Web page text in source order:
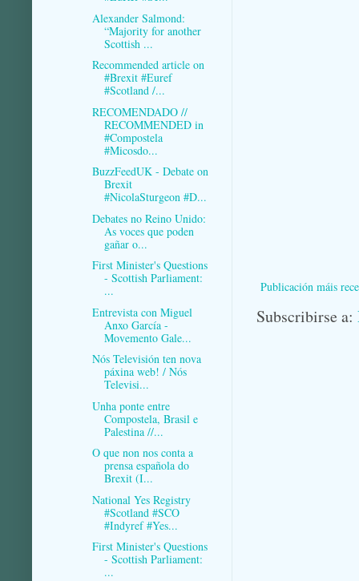
Publicación máis
Subscribirse a:
Alexander Salmond:
“Majority for another
Scottish ...
Recommended article on
#Brexit #Euref
#Scotland /...
RECOMENDADO //
RECOMMENDED in
#Compostela
#Micosdo...
BuzzFeedUK - Debate on
Brexit
#NicolaSturgeon #D...
Debates no Reino Unido:
As voces que poden
gañar o...
First Minister's Questions
- Scottish Parliament:
...
Entrevista con Miguel
Anxo García -
Movemento Gale...
Nós Televisión ten nova
páxina web! / Nós
Televisi...
Unha ponte entre
Compostela, Brasil e
Palestina //...
O que non nos conta a
prensa española do
Brexit (I...
National Yes Registry
#Scotland #SCO
#Indyref #Yes...
First Minister's Questions
- Scottish Parliament:
...